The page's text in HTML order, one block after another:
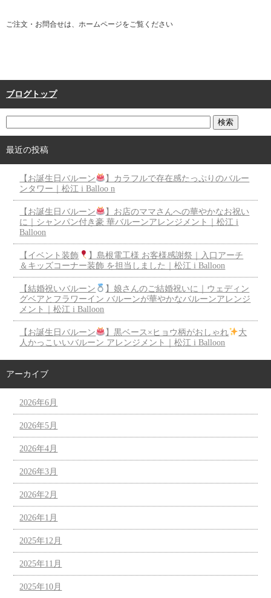
ご注文・お問合せは、ホームページをご覧ください
ブログトップ
最近の投稿
【お誕生日バルーン
】カラフルで存在感たっぷりのバルー
ンタワー｜松江 i Balloo n
【お誕生日バルーン
】お店のママさんへの華やかなお祝い
に｜シャンパン付き豪 華バルーンアレンジメント｜松江 i
Balloon
【イベント装飾
】島根電工様 お客様感謝祭｜入口アーチ
＆キッズコーナー装飾 を担当しました｜松江 i Balloon
【結婚祝いバルーン
】娘さんのご結婚祝いに｜ウェディン
グベアとフラワーイン バルーンが華やかなバルーンアレンジ
メント｜松江 i Balloon
【お誕生日バルーン 】黒ベース×ヒョウ柄がおしゃれ
大
人かっこいいバルーン アレンジメント｜松江 i Balloon
アーカイブ
2026年6月
2026年5月
2026年4月
2026年3月
2026年2月
2026年1月
2025年12月
2025年11月
2025年10月